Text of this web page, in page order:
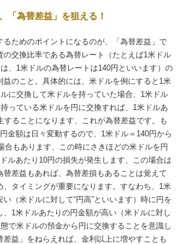
「為替差益」を狙える！
るためのポイントになるのが、「為替差益」で
の交換比率である為替レート（たとえば1米ドル
、1米ドルの為替レートは140円といいます）の
益のこと。具体的には、米ドルを例にすると1米
に交換して米ドルを持っていた場合、1米ドル
っている米ドルを円に交換すれば、1米ドルあ
することになります、これが為替差益です。も
金額は日々変動するので、1米ドル＝140円から
合もあります、この時にさきほどの米ドルを円
ルあたり10円の損失が発生します、この場合は
替差益もあれば、為替差損もあることは覚えて
、タイミングが重要になります。すなわち、1米
い（米ドルに対して“円高”といいます）時に円を
1米ドルあたりの円金額が高い（米ドルに対し
で米ドルの預金から円に交換することを意識し
益」をねらえれば、金利以上に増やすことも